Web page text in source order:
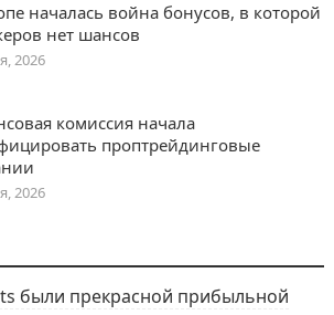
началась война бонусов, в которой
нет шансов
2026
комиссия начала
проптрейдинговые
2026
были прекрасной прибыльной